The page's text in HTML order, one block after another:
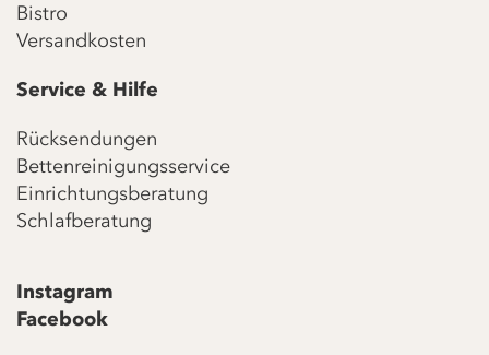
Bistro
Versandkosten
Service & Hilfe
Rücksendungen
Bettenreinigungsservice
Einrichtungsberatung
Schlafberatung
Instagram
Facebook